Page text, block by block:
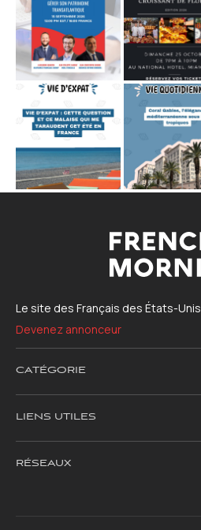
Le site des Français des États-Unis
Devenez annonceur
CATÉGORIE
LIENS UTILES
RÉSEAUX